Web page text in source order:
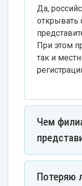
Да,
При этом
так и
Чем
Потеряю